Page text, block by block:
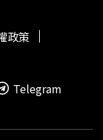
政策
Telegram